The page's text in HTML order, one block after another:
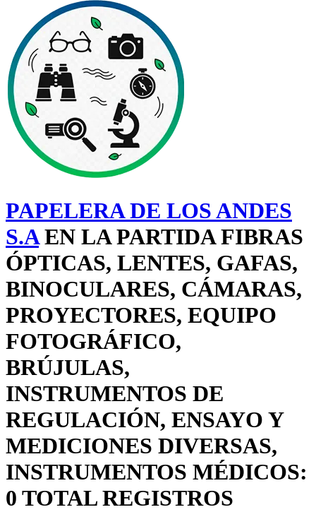
PAPELERA DE LOS ANDES
S.AEN LA PARTIDA FIBRAS
ÓPTICAS, LENTES, GAFAS,
BINOCULARES, CÁMARAS,
PROYECTORES, EQUIPO
FOTOGRÁFICO,
BRÚJULAS,
INSTRUMENTOS DE
REGULACIÓN, ENSAYO Y
MEDICIONES DIVERSAS,
INSTRUMENTOS MÉDICOS:
0 TOTAL REGISTROS